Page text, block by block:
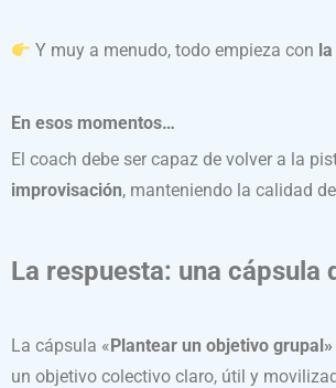
Y muy a menudo, todo empieza con
En esos momentos…
El coach debe ser capaz de volver a la
improvisación, manteniendo la calidad
La respuesta: una
La cápsula «Plantear un objetivo grupal»
un objetivo colectivo claro, útil y